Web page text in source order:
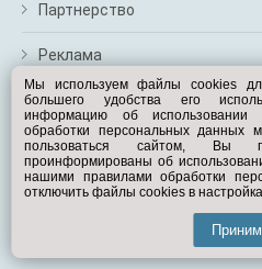
Партнерство
Реклама
Перейти на
Вам
© Exist.ru
Мы используем файлы cookies
большего удобства его
информацию об
обработки персональных данных
пользоваться сайтом, Вы
проинформированы об
нашими правилами обработки
отключить файлы cookies в